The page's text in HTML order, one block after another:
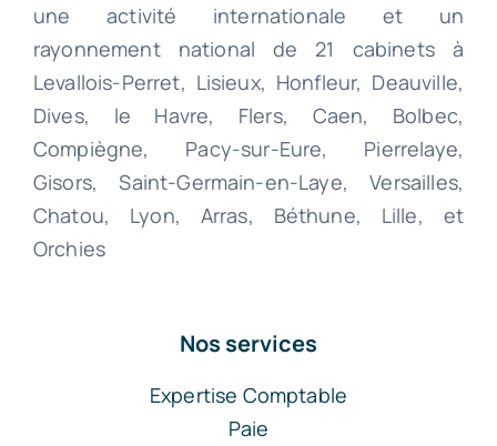
une activité internationale et un
rayonnement national de 21 cabinets à
Levallois-Perret, Lisieux, Honfleur, Deauville,
Dives, le Havre, Flers, Caen, Bolbec,
Compiègne, Pacy-sur-Eure, Pierrelaye,
Gisors, Saint-Germain-en-Laye, Versailles,
Chatou, Lyon, Arras, Béthune, Lille, et
Orchies
Nos services
Expertise Comptable
Paie